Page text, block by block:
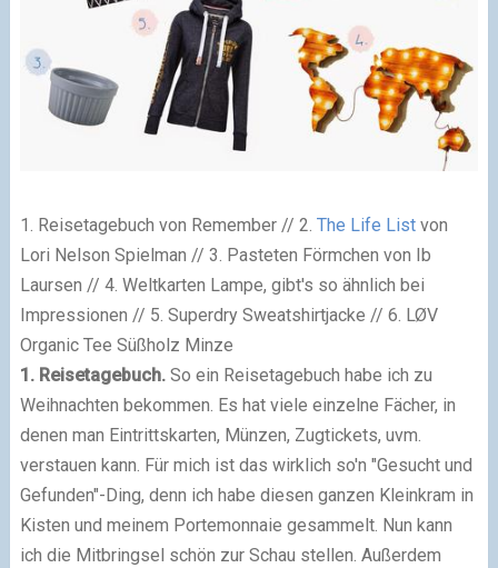
1. Reisetagebuch von Remember// 2. The Life Listvon
Lori Nelson Spielman // 3. Pasteten Förmchen von Ib
Laursen // 4. Weltkarten Lampe, gibt's so ähnlich bei
Impressionen // 5. Superdry Sweatshirtjacke // 6. LØV
Organic Tee Süßholz Minze
1. Reisetagebuch. So ein Reisetagebuch habe ich zu
Weihnachten bekommen. Es hat viele einzelne Fächer, in
denen man Eintrittskarten, Münzen, Zugtickets, uvm.
verstauen kann. Für mich ist das wirklich so'n "Gesucht und
Gefunden"-Ding, denn ich habe diesen ganzen Kleinkram in
Kisten und meinem Portemonnaie gesammelt. Nun kann
ich die Mitbringsel schön zur Schau stellen. Außerdem